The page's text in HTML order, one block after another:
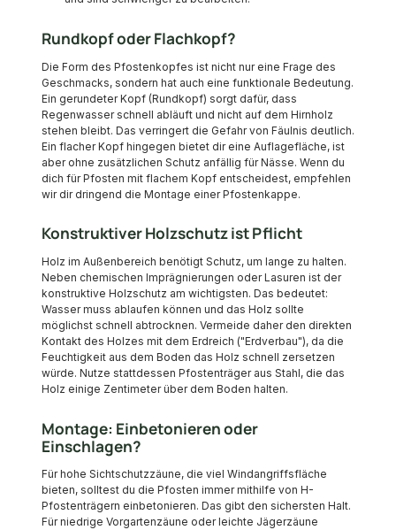
Rundkopf oder Flachkopf?
Die Form des Pfostenkopfes ist nicht nur eine Frage des
Geschmacks, sondern hat auch eine funktionale Bedeutung.
Ein gerundeter Kopf (Rundkopf) sorgt dafür, dass
Regenwasser schnell abläuft und nicht auf dem Hirnholz
stehen bleibt. Das verringert die Gefahr von Fäulnis deutlich.
Ein flacher Kopf hingegen bietet dir eine Auflagefläche, ist
aber ohne zusätzlichen Schutz anfällig für Nässe. Wenn du
dich für Pfosten mit flachem Kopf entscheidest, empfehlen
wir dir dringend die Montage einer Pfostenkappe.
Konstruktiver Holzschutz ist Pflicht
Holz im Außenbereich benötigt Schutz, um lange zu halten.
Neben chemischen Imprägnierungen oder Lasuren ist der
konstruktive Holzschutz am wichtigsten. Das bedeutet:
Wasser muss ablaufen können und das Holz sollte
möglichst schnell abtrocknen. Vermeide daher den direkten
Kontakt des Holzes mit dem Erdreich ("Erdverbau"), da die
Feuchtigkeit aus dem Boden das Holz schnell zersetzen
würde. Nutze stattdessen Pfostenträger aus Stahl, die das
Holz einige Zentimeter über dem Boden halten.
Montage: Einbetonieren oder
Einschlagen?
Für hohe Sichtschutzzäune, die viel Windangriffsfläche
bieten, solltest du die Pfosten immer mithilfe von H-
Pfostenträgern einbetonieren. Das gibt den sichersten Halt.
Für niedrige Vorgartenzäune oder leichte Jägerzäune